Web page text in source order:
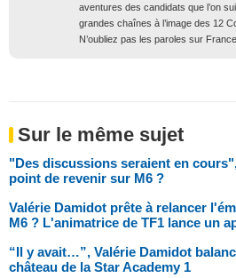
aventures des candidats que l’on
grandes chaînes à l’image des 12
N’oubliez pas les paroles sur France
Sur le même sujet
"Des discussions seraient en
point de revenir sur M6 ?
Valérie Damidot prête à relancer
M6 ? L'animatrice de TF1 lance un
“Il y avait…”, Valérie Damidot
château de la Star Academy 1